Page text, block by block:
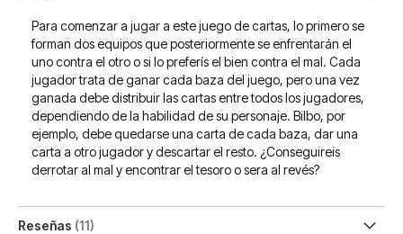
Para comenzar a jugar a este juego de cartas, lo primero se
forman dos equipos que posteriormente se enfrentarán el
uno contra el otro o si lo preferís el bien contra el mal. Cada
jugador trata de ganar cada baza del juego, pero una vez
ganada debe distribuir las cartas entre todos los jugadores,
dependiendo de la habilidad de su personaje. Bilbo, por
ejemplo, debe quedarse una carta de cada baza, dar una
carta a otro jugador y descartar el resto. ¿Conseguireis
derrotar al mal y encontrar el tesoro o sera al revés?
Reseñas 11